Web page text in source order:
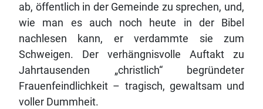
ab, öffentlich in der Gemeinde zu sprechen, und,
wie man es auch noch heute in der Bibel
nachlesen kann, er verdammte sie zum
Schweigen. Der verhängnisvolle Auftakt zu
Jahrtausenden „christlich“ begründeter
Frauenfeindlichkeit – tragisch, gewaltsam und
voller Dummheit.